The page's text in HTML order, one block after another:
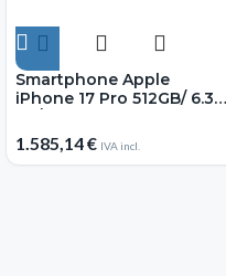
Smartphone Apple
iPhone 17 Pro 512GB/ 6.3″/
1.585,14€ IVA incl.